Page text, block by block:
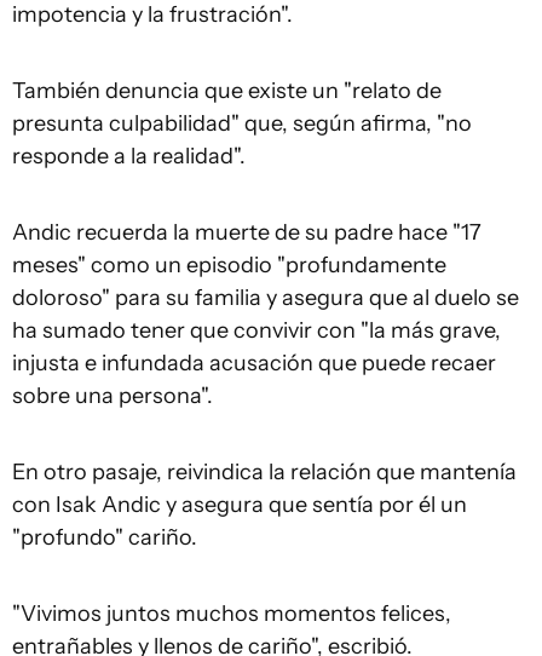
impotencia y la frustración".
También denuncia que existe un "relato de
presunta culpabilidad" que, según afirma, "no
responde a la realidad".
Andic recuerda la muerte de su padre hace "17
meses" como un episodio "profundamente
doloroso" para su familia y asegura que al duelo se
ha sumado tener que convivir con "la más grave,
injusta e infundada acusación que puede recaer
sobre una persona".
En otro pasaje, reivindica la relación que mantenía
con Isak Andic y asegura que sentía por él un
"profundo" cariño.
"Vivimos juntos muchos momentos felices,
entrañables y llenos de cariño", escribió.